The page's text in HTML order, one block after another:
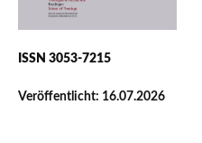
ISSN 3053-7215
Veröffentlicht: 16.07.2026